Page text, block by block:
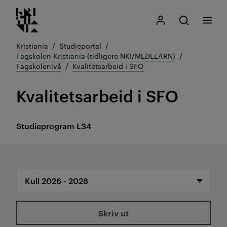
Gå
til
innhold
Kristiania logo
Mitt Kristiania
Åpne søk
Søk
Meny
Kristiania
Studieportal
Fagskolen Kristiania (tidligere NKI/MEDLEARN)
Fagskolenivå
Kvalitetsarbeid i SFO
Studieprogram L34
Kvalitetsarbeid i SFO
Skriv ut